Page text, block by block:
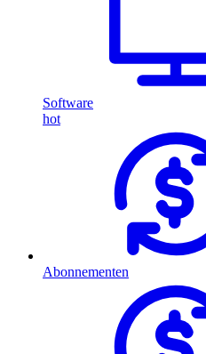
Software
hot
Abonnementen